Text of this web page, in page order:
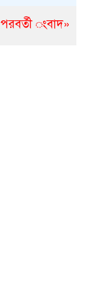
পরবর্তী ংবাদ»